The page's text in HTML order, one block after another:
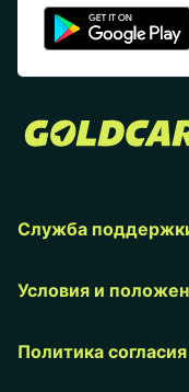
Служба
Условия и
Политика согласия